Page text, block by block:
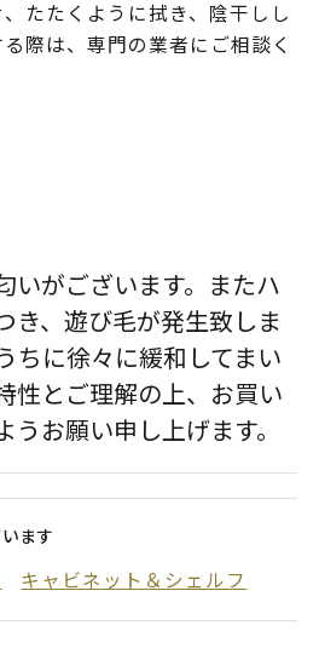
たたくように拭き、陰干しし
際は、専門の業者にご相談く
がございます。またハ
き、遊び毛が発生致しま
ちに徐々に緩和してまい
性とご理解の上、お買い
お願い申し上げます。
ます
キャビネット＆シェルフ